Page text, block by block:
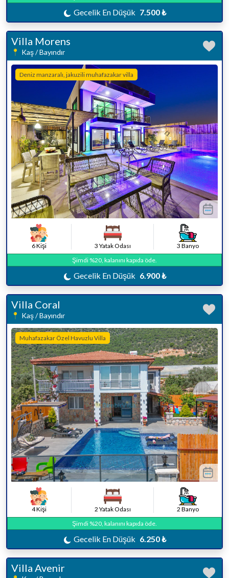
Gecelik En Düşük 7.500 ₺
Villa Morens
Kaş / Bayındır
Deniz manzaralı, jakuzili muhafazakar villa
6 Kişi 3 Yatak Odası
3 Banyo
Şimdi %20, kalanını kapıda öde.
Gecelik En Düşük 6.900 ₺
Villa Coral
Kaş / Bayındır
Muhafazakar Özel Havuzlu Villa
4 Kişi 2 Yatak Odası
2 Banyo
Şimdi %20, kalanını kapıda öde.
Gecelik En Düşük 6.250 ₺
Villa Avenir